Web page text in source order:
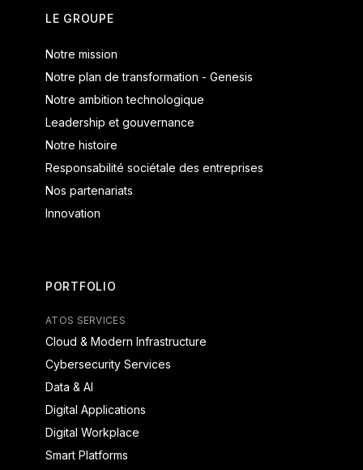
LE GROUPE
Notre mission
Notre plan de transformation - Genesis
Notre ambition technologique
Leadership et gouvernance
Notre histoire
Responsabilité sociétale des entreprises
Nos partenariats
Innovation
PORTFOLIO
ATOS SERVICES
Cloud & Modern Infrastructure
Cybersecurity Services
Data & AI
Digital Applications
Digital Workplace
Smart Platforms